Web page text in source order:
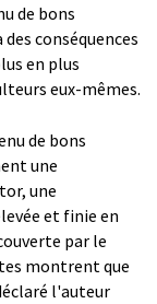
de bons
conséquences
en plus
eux-mêmes.
de bons
une
une
et finie en
par le
montrent que
l'auteur